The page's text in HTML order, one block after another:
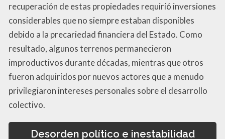
recuperación de estas propiedades requirió inversiones
considerables que no siempre estaban disponibles
debido a la precariedad financiera del Estado. Como
resultado, algunos terrenos permanecieron
improductivos durante décadas, mientras que otros
fueron adquiridos por nuevos actores que a menudo
privilegiaron intereses personales sobre el desarrollo
colectivo.
Desorden político e inestabilidad